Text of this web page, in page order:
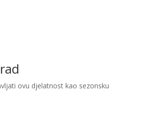
ovu djelatnost kao sezonsku